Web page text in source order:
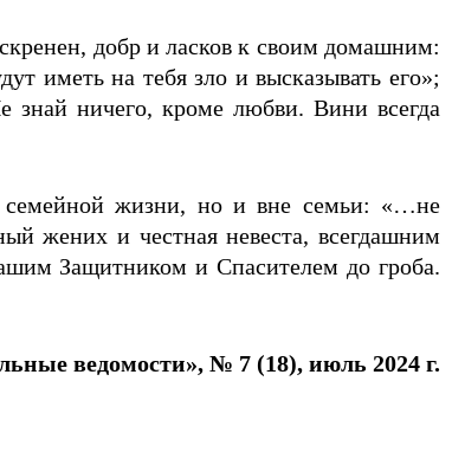
добр и ласков к своим домашним:
иметь на тебя зло и высказывать его»;
знай ничего, кроме любви. Вини всегда
семейной жизни, но и вне семьи: «…не
жених и честная невеста, всегдашним
Защитником и Спасителем до гроба.
ведомости», № 7 (18), июль 2024 г.